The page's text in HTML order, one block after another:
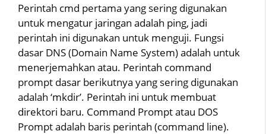
Perintah cmd pertama yang sering digunakan
untuk mengatur jaringan adalah ping, jadi
perintah ini digunakan untuk menguji. Fungsi
dasar DNS (Domain Name System) adalah untuk
menerjemahkan atau. Perintah command
prompt dasar berikutnya yang sering digunakan
adalah ‘mkdir’. Perintah ini untuk membuat
direktori baru. Command Prompt atau DOS
Prompt adalah baris perintah (command line).